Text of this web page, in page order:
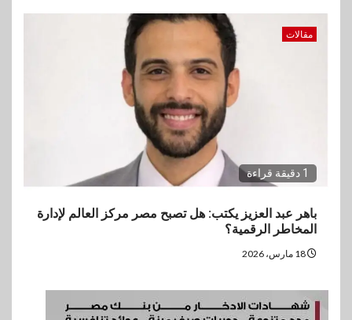
مقالات
1 دقيقة قراءة
باهر عبد العزيز يكتب: هل تصبح مصر مركز العالم لإدارة
المخاطر الرقمية؟